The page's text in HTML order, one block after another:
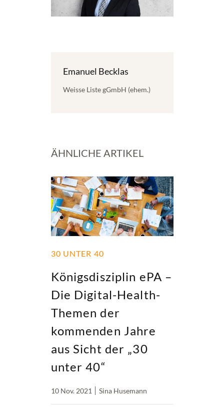
Emanuel Becklas
Weisse Liste gGmbH (ehem.)
ÄHNLICHE ARTIKEL
30 UNTER 40
Königsdisziplin ePA –
Die Digital-Health-
Themen der
kommenden Jahre
aus Sicht der „30
unter 40“
10 Nov. 2021 Sina Husemann